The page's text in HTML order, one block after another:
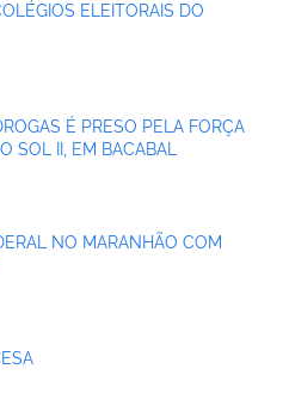
ELEITORAIS DO
É PRESO PELA FORÇA
SOL II, EM BACABAL
NO MARANHÃO COM